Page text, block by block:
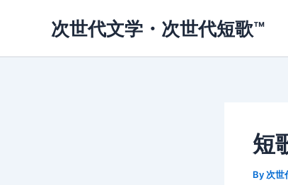
次世代文学・次世代短歌™
短
By次世